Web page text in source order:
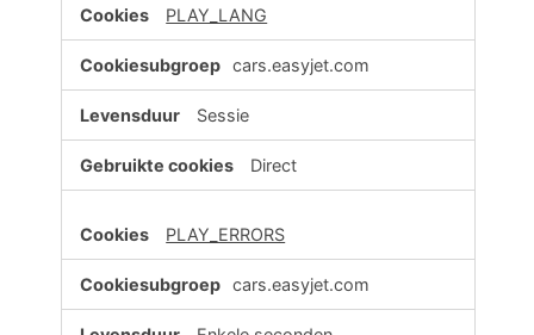
PLAY_LANG
cars.easyjet.com
Sessie
Direct
PLAY_ERRORS
cars.easyjet.com